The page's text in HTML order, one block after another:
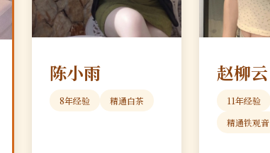
陈小雨
8年经验 精通白茶
赵柳云
11年经验
精通铁观音